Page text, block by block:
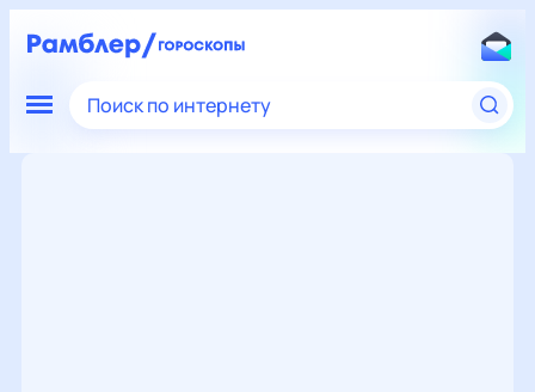
Поиск по интернету